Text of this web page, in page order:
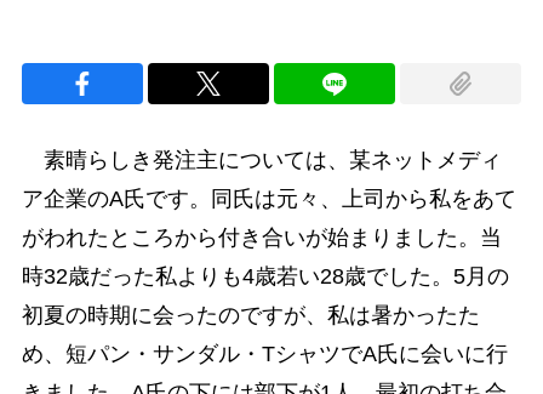
素晴らしき発注主については、某ネットメディ
ア企業のA氏です。同氏は元々、上司から私をあて
がわれたところから付き合いが始まりました。当
時32歳だった私よりも4歳若い28歳でした。5月の
初夏の時期に会ったのですが、私は暑かったた
め、短パン・サンダル・TシャツでA氏に会いに行